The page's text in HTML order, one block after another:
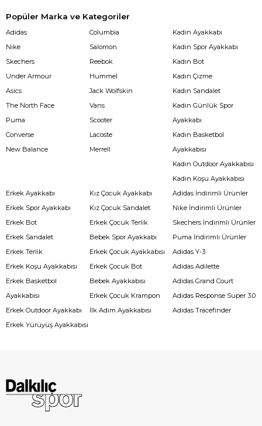
Popüler Marka ve Kategoriler
Adidas
Nike
Skechers
Under Armour
Asics
The North Face
Puma
Converse
New Balance
Columbia
Salomon
Reebok
Hummel
Jack Wolfskin
Vans
Scooter
Lacoste
Merrell
Kadın Ayakkabı
Kadın Spor Ayakkabı
Kadın Bot
Kadın Çizme
Kadın Sandalet
Kadın Günlük Spor
Ayakkabı
Kadın Basketbol
Ayakkabısı
Kadın Outdoor Ayakkabısı
Kadın Koşu Ayakkabısı
Erkek Ayakkabı
Erkek Spor Ayakkabı
Erkek Bot
Erkek Sandalet
Erkek Terlik
Erkek Koşu Ayakkabısı
Erkek Basketbol
Ayakkabısı
Erkek Outdoor Ayakkabı
Erkek Yürüyüş Ayakkabısı
Kız Çocuk Ayakkabı
Kız Çocuk Sandalet
Erkek Çocuk Terlik
Bebek Spor Ayakkabı
Erkek Çocuk Ayakkabısı
Erkek Çocuk Bot
Bebek Ayakkabısı
Erkek Çocuk Krampon
İlk Adım Ayakkabısı
Adidas İndirimli Ürünler
Nike İndirimli Ürünler
Skechers İndirimli Ürünler
Puma İndirimli Ürünler
Adidas Y-3
Adidas Adilette
Adidas Grand Court
Adidas Response Super 3.0
Adidas Tracefinder